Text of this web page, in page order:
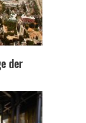
der